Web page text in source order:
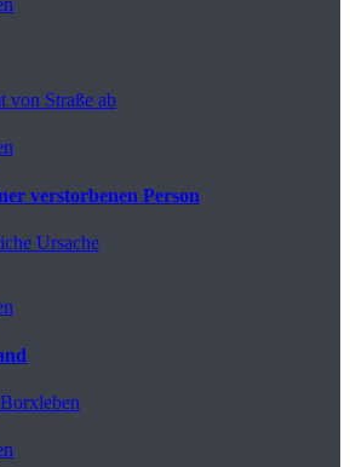
von Straße ab
verstorbenen Person
Ursache